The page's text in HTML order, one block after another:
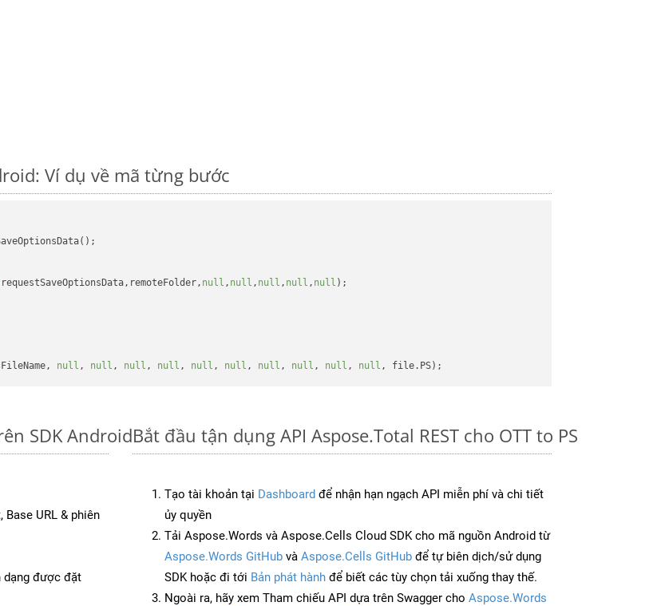
Ví dụ về mã từng bước
null , null , null , null , null );
null , null , null , null , null , null , null , null , null , null
SDK Android
URL & phiên
dạng được đặt
Bắt đầu tận dụng API Aspose.Total REST cho OTT to PS
Tạo tài khoản tại Dashboard để nhận hạn ngạch API miễn phí và chi tiết
ủy quyền
Tải Aspose.Words và Aspose.Cells Cloud SDK cho mã nguồn Android từ
Aspose.Words GitHub và Aspose.Cells GitHub để tự biên dịch/sử dụng
SDK hoặc đi tới Bản phát hành để biết các tùy chọn tải xuống thay thế.
Ngoài ra, hãy xem Tham chiếu API dựa trên Swagger cho Aspose.Words